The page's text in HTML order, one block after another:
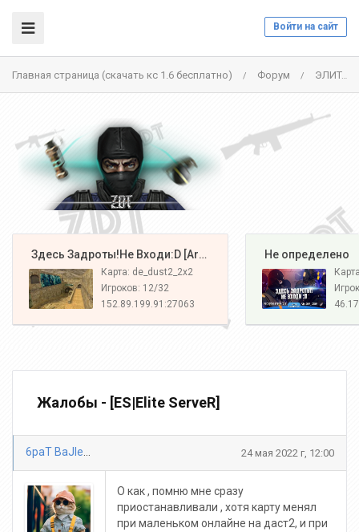
Войти на сайт
Главная страница (скачать кс 1.6 бесплатно) / Форум / ЭЛИТА ЗДЕСЬ:D||VIP FREE|| - СЕРВЕР ЗАКРЫТ
️ Здесь Задроты!Не Входи:D [Army#1]
Карта: de_dust2_2x2
Игроков: 12/32
152.89.199.91:27063
️ Не определено
Жалобы - [ES|Elite ServeR]
24 мая 2022 г, 12:00
О как , помню мне сразу
приостанавливали , хотя карту менял
при маленьком онлайне на даст2, и при